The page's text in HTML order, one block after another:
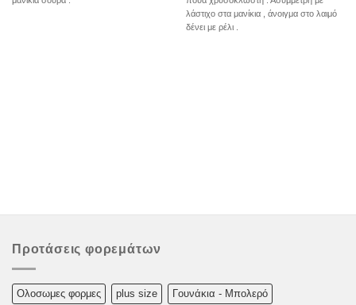
λάστιχο στα μανίκια , άνοιγμα στο λαιμό
δένει με ρέλι .
Προτάσεις φορεμάτων
Oλoσωμες φoρμες plus size Γουνάκια - Μπολερό